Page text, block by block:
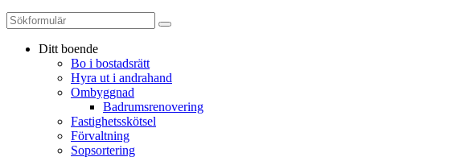
Ditt boende
Bo i bostadsrätt
Hyra ut i andrahand
Ombyggnad
Badrumsrenovering
Fastighetsskötsel
Förvaltning
Sopsortering